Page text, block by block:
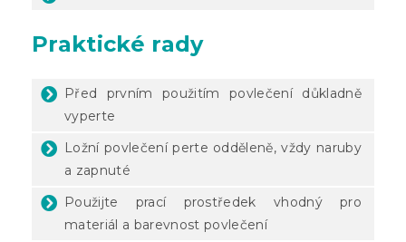
Praktické rady
Před prvním použitím povlečení důkladně
vyperte
Ložní povlečení perte odděleně, vždy naruby
a zapnuté
Použijte prací prostředek vhodný pro
materiál a barevnost povlečení